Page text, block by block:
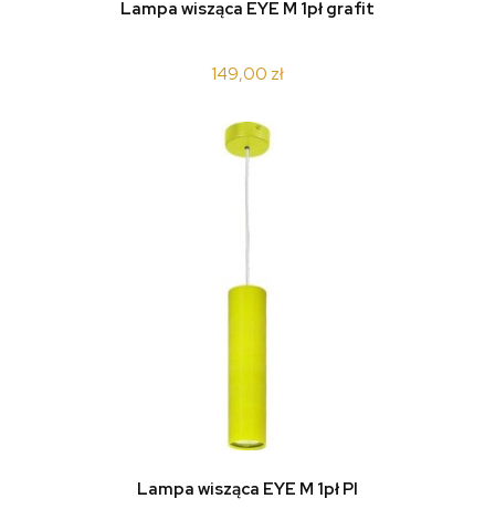
Lampa wisząca EYE M 1pł grafit
149,00 zł
Lampa wisząca EYE M 1pł PI